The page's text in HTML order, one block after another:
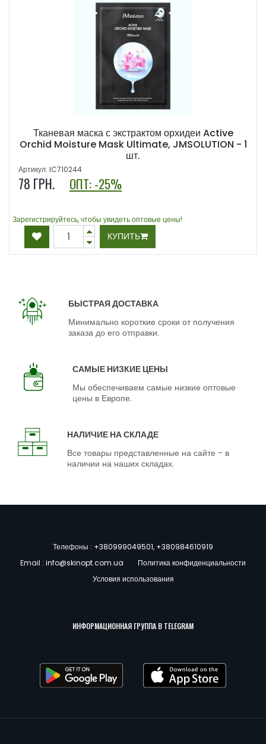
Тканевая маска с экстрактом орхидеи Active
Orchid Moisture Mask Ultimate, JMSOLUTION - 1
шт.
Артикул: IC710244
78 ГРН. ОПТ: -25%
Зарегистрируйтесь, чтобы увидеть оптовые цены!
КУПИТЬ
БЫСТРАЯ ДОСТАВКА
Минимально короткие сроки от получения
заказа до его отправки.
САМЫЕ НИЗКИЕ ЦЕНЫ
Мы обеспечиваем самые низкие оптовые
цены в Европе.
НАЛИЧИЕ НА СКЛАДЕ
Все товары представленные на сайте - в
наличии на наших складах.
Телефоны : +380999049501, +380984610919
Email : info@skinopt.com.ua
Политика конфиденциальности
Условия использования
ИНФОРМАЦИОННАЯ ГРУППА В TELEGRAM